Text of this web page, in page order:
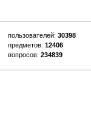
пользователей: 30398
предметов: 12406
вопросов: 234839